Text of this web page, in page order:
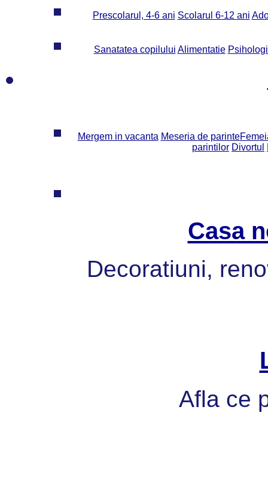
Prescolarul, 4-6 ani Scolarul 6-12 ani
Sanatatea copilului Alimentatie
Mergem in vacanta Meseria de parinte
parintilor Divortul
Casa
Decoratiuni,
Afla ce